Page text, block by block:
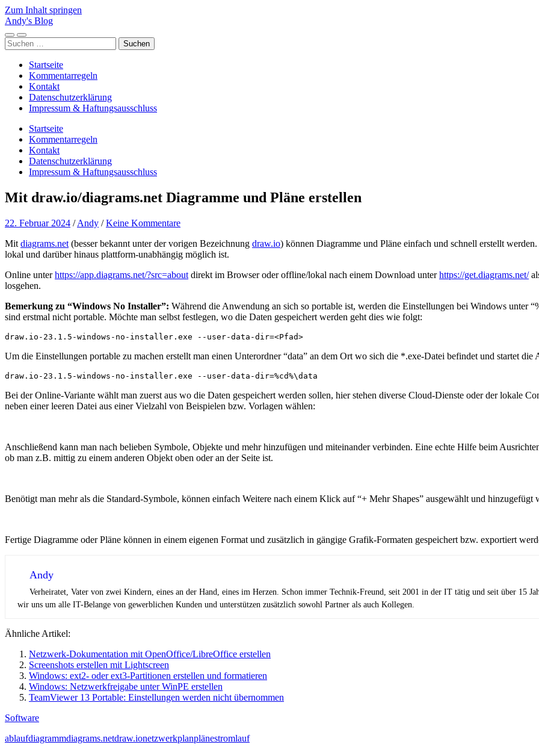
Zum Inhalt springen
Andy's Blog
Mobile-
Menü
Suchfeld
ein-/ausblenden
Suchen
nach:
Startseite
Kommentarregeln
Kontakt
Datenschutzerklärung
Impressum & Haftungsausschluss
Startseite
Kommentarregeln
Kontakt
Datenschutzerklärung
Impressum & Haftungsausschluss
Mit draw.io/diagrams.net Diagramme und Pläne erstellen
22. Februar 2024 /Andy /Keine Kommentare
Mit diagrams.net (besser bekannt unter der vorigen Bezeichnung draw.io) können Diagramme und Pläne einfach und schnell erstellt
lokal und darüber hinaus plattform-unabhängig möglich ist.
Online unterhttps://app.diagrams.net/?src=about direkt im Browser oder offline/lokal nach einem Download unterhttps://get.diagrams.net/
losgehen.
Bemerkung zu “Windows No Installer”: Während die Anwendung an sich so portable ist, werden die Einstellungen bei Windows unter
sind erstmal nicht portable. Möchte man selbst festlegen, wo die Daten gespeichert werden geht dies wie folgt:
draw.io-23.1.5-windows-no-installer.exe --user-data-dir=<Pfad>
Um die Einstellungen portable zu machen erstellt man einen Unterordner “data” an dem Ort wo sich die *.exe-Datei befindet und startet
draw.io-23.1.5-windows-no-installer.exe --user-data-dir=%cd%\data
Bei der Online-Variante wählt man zuerst aus wo die Daten gespeichert werden sollen, hier stehen diverse Cloud-Dienste oder der lokale
neben einer leeren Datei aus einer Vielzahl von Beispielen bzw. Vorlagen wählen:
Anschließend kann man nach belieben Symbole, Objekte und mehr hinzufügen und miteinander verbinden. Eine echte Hilfe beim
ob man z.B. mittig zu einem anderen Objekt oben oder an der Seite ist.
Benötigt man mehr als die Standard-Symbole, können einfach Weitere nach einem Klick auf “+ Mehr Shapes” ausgewählt und hinzugefügt
Fertige Diagramme oder Pläne können in einem eigenen Format und zusätzlich in gängige Grafik-Formaten gespeichert bzw. exportiert
Andy
Verheiratet, Vater von zwei Kindern, eines an der Hand, eines im Herzen. Schon immer Technik-Freund, seit 2001 in der IT tätig und seit über 15
wir uns um alle IT-Belange von gewerblichen Kunden und unterstützen zusätzlich sowohl Partner als auch Kollegen.
Ähnliche Artikel:
Netzwerk-Dokumentation mit OpenOffice/LibreOffice erstellen
Screenshots erstellen mit Lightscreen
Windows: ext2- oder ext3-Partitionen erstellen und formatieren
Windows: Netzwerkfreigabe unter WinPE erstellen
TeamViewer 13 Portable: Einstellungen werden nicht übernommen
Software
ablaufdiagrammdiagrams.netdraw.ionetzwerkplanplänestromlauf